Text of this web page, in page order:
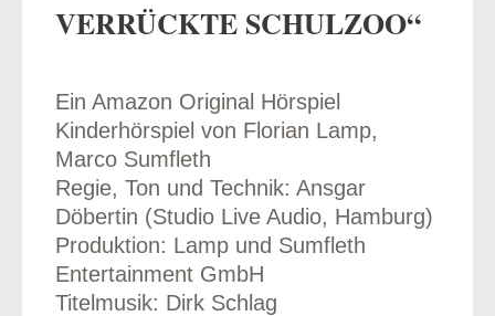
VERRÜCKTE SCHULZOO“
Ein Amazon Original Hörspiel
Kinderhörspiel von Florian Lamp,
Marco Sumfleth
Regie, Ton und Technik: Ansgar
Döbertin (Studio Live Audio, Hamburg)
Produktion: Lamp und Sumfleth
Entertainment GmbH
Titelmusik: Dirk Schlag